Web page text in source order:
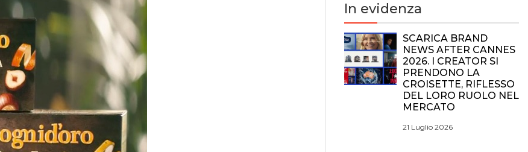
In evidenza
SCARICA BRAND
NEWS AFTER CANNES
2026. I CREATOR SI
PRENDONO LA
CROISETTE, RIFLESSO
DEL LORO RUOLO NEL
MERCATO
21 Luglio 2026